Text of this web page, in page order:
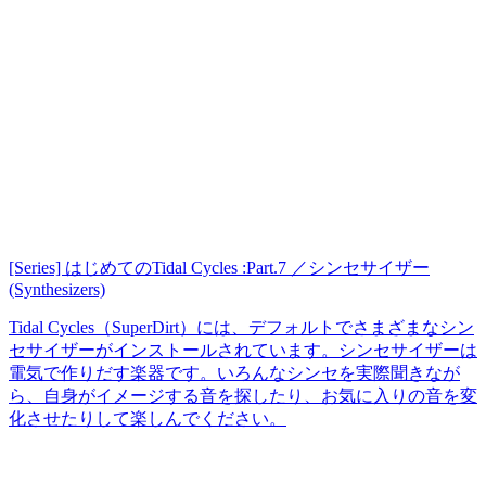
[Series] はじめてのTidal Cycles :Part.7 ／シンセサイザー
(Synthesizers)
Tidal Cycles（SuperDirt）には、デフォルトでさまざまなシン
セサイザーがインストールされています。シンセサイザーは
電気で作りだす楽器です。いろんなシンセを実際聞きなが
ら、自身がイメージする音を探したり、お気に入りの音を変
化させたりして楽しんでください。